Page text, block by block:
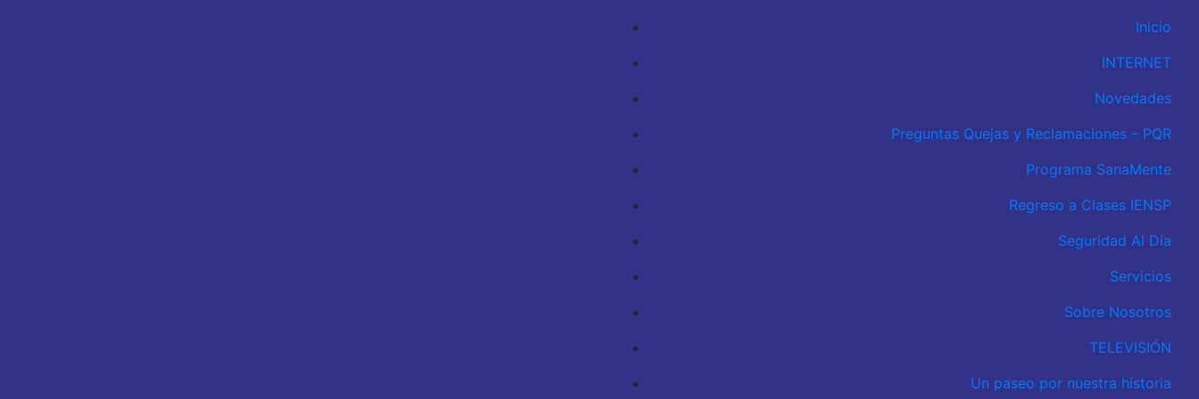
Inicio
INTERNET
Novedades
Preguntas Quejas y Reclamaciones – PQR
Programa SanaMente
Regreso a Clases IENSP
Seguridad Al Día
Servicios
Sobre Nosotros
TELEVISIÓN
Un paseo por nuestra historia